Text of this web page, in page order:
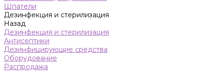
Шпатели
Дезинфекция и стерилизация
Назад
Дезинфекция и стерилизация
Антисептики
Дезинфицирующие средства
Оборудование
Распродажа